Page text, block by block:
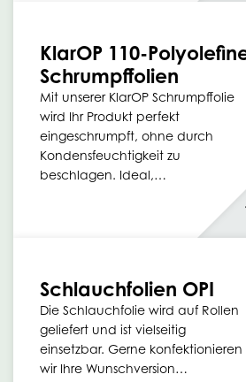
KlarOP 110-
Schrumpffolien
Mit unserer KlarOP Schrumpffolie
wird Ihr Produkt perfekt
eingeschrumpft, ohne durch
Kondensfeuchtigkeit zu
beschlagen. Ideal,…
Schlauchfolien OPI
Die Schlauchfolie wird auf Rollen
geliefert und ist vielseitig
einsetzbar. Gerne konfektionieren
wir Ihre Wunschversion…